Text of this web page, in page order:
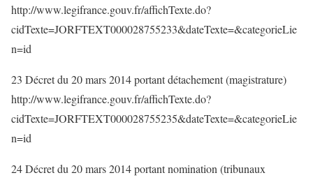
http://www.legifrance.gouv.fr/affichTexte.do?
cidTexte=JORFTEXT000028755233&dateTexte=&categorieLie
n=id
23 Décret du 20 mars 2014 portant détachement (magistrature)
http://www.legifrance.gouv.fr/affichTexte.do?
cidTexte=JORFTEXT000028755235&dateTexte=&categorieLie
n=id
24 Décret du 20 mars 2014 portant nomination (tribunaux